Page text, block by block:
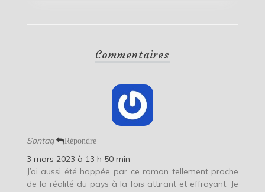
Commentaires
Sontag Répondre
3 mars 2023 à 13 h 50 min
J’ai aussi été happée par ce roman tellement proche
de la réalité du pays à la fois attirant et effrayant. Je